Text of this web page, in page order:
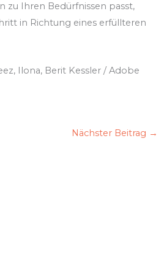
zu Ihren Bedürfnissen passt,
in Richtung eines erfüllteren
Ilona, Berit Kessler / Adobe
Nächster Beitrag →